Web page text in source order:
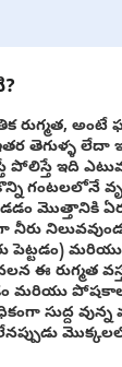
రుగ్మత, అంటే
తెగుళ్ళ లేదా
ఇది
గంటలలోనే
మొత్తానికి
నీరు
పెట్టడం)
ఈ రుగ్మత
మరియు
సుద్ద